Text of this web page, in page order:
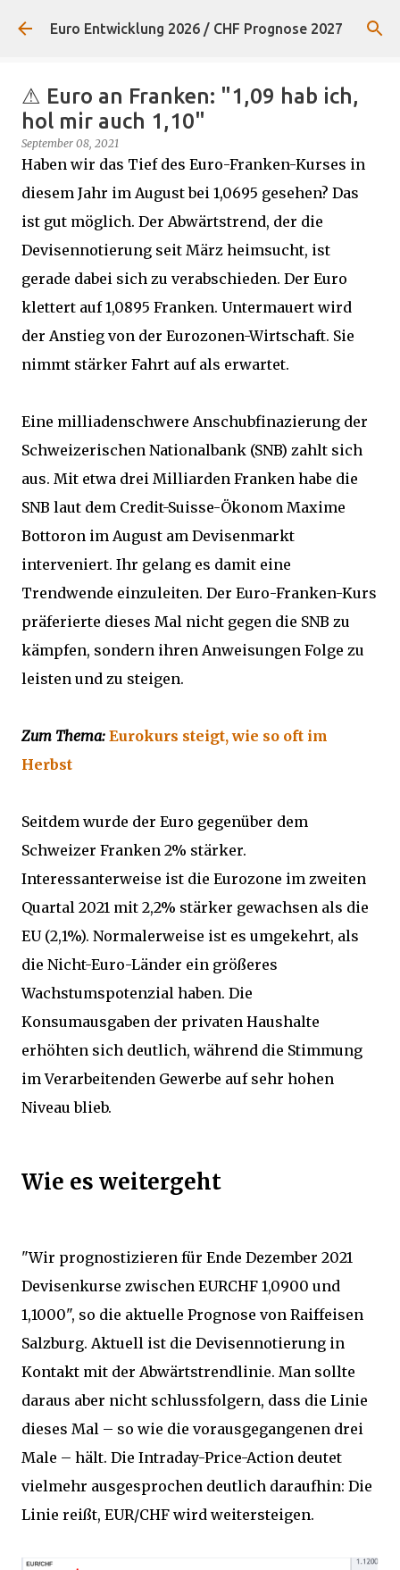
Direkt zum Hauptbereich
Euro Entwicklung 2026 / CHF Prognose 2027
⚠ Euro an Franken: "1,09 hab ich,
hol mir auch 1,10"
September 08, 2021
Haben wir das Tief des Euro-Franken-Kurses in
diesem Jahr im August bei 1,0695 gesehen? Das
ist gut möglich. Der Abwärtstrend, der die
Devisennotierung seit März heimsucht, ist
gerade dabei sich zu verabschieden. Der Euro
klettert auf 1,0895 Franken. Untermauert wird
der Anstieg von der Eurozonen-Wirtschaft. Sie
nimmt stärker Fahrt auf als erwartet.
Eine milliadenschwere Anschubfinazierung der
Schweizerischen Nationalbank (SNB) zahlt sich
aus. Mit etwa drei Milliarden Franken habe die
SNB laut dem Credit-Suisse-Ökonom Maxime
Bottoron im August am Devisenmarkt
interveniert. Ihr gelang es damit eine
Trendwende einzuleiten. Der Euro-Franken-Kurs
präferierte dieses Mal nicht gegen die SNB zu
kämpfen, sondern ihren Anweisungen Folge zu
leisten und zu steigen.
Zum Thema: Eurokurs steigt, wie so oft im
Herbst
Seitdem wurde der Euro gegenüber dem
Schweizer Franken 2% stärker.
Interessanterweise ist die Eurozone im zweiten
Quartal 2021 mit 2,2% stärker gewachsen als die
EU (2,1%). Normalerweise ist es umgekehrt, als
die Nicht-Euro-Länder ein größeres
Wachstumspotenzial haben. Die
Konsumausgaben der privaten Haushalte
erhöhten sich deutlich, während die Stimmung
im Verarbeitenden Gewerbe auf sehr hohen
Niveau blieb.
Wie es weitergeht
"Wir prognostizieren für Ende Dezember 2021
Devisenkurse zwischen EURCHF 1,0900 und
1,1000", so die aktuelle Prognose von Raiffeisen
Salzburg. Aktuell ist die Devisennotierung in
Kontakt mit der Abwärtstrendlinie. Man sollte
daraus aber nicht schlussfolgern, dass die Linie
dieses Mal – so wie die vorausgegangenen drei
Male – hält. Die Intraday-Price-Action deutet
vielmehr ausgesprochen deutlich daraufhin: Die
Linie reißt, EUR/CHF wird weitersteigen.